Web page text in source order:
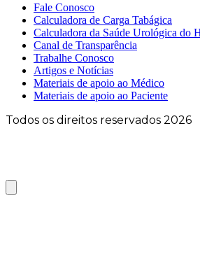
Fale Conosco
Calculadora de Carga Tabágica
Calculadora da Saúde Urológica do
Canal de Transparência
Trabalhe Conosco
Artigos e Notícias
Materiais de apoio ao Médico
Materiais de apoio ao Paciente
Todos os direitos reservados 2026